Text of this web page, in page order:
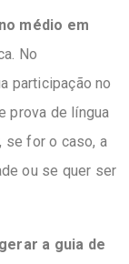
médio em
No
participação no
prova de língua
se for o caso, a
ou se quer ser
gerar a guia de